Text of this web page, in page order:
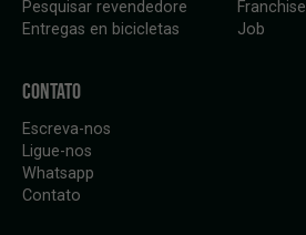
Pesquisar revendedore
Entregas en bicicletas
Franchise
Job
CONTATO
Escreva-nos
Ligue-nos
Whatsapp
Contato